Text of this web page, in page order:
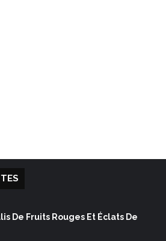
De Fruits Rouges Et Éclats De